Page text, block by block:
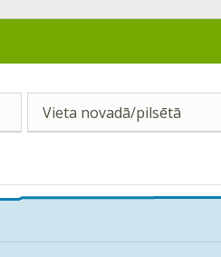
Vieta novadā/pilsētā